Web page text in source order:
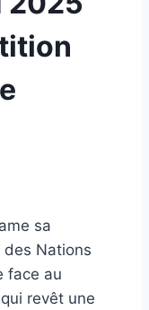
sa
des Nations
face au
revêt une